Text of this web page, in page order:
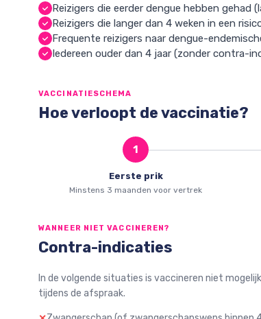
Reizigers die eerder dengue hebben gehad
Reizigers die langer dan 4 weken in een
Frequente reizigers naar dengue-
Iedereen ouder dan 4 jaar (zonder contra-
VACCINATIESCHEMA
Hoe verloopt de vaccinatie?
1
Eerste prik
Minstens 3 maanden voor vertrek
WANNEER NIET VACCINEREN?
Contra-indicaties
In de volgende situaties is vaccineren niet
tijdens de afspraak.